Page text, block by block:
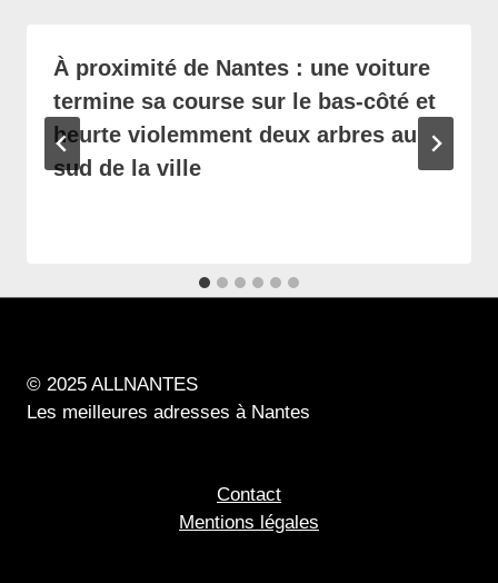
À proximité de Nantes : une voiture
termine sa course sur le bas-côté et
heurte violemment deux arbres au
sud de la ville
© 2025 ALLNANTES
Les meilleures adresses à Nantes
Contact
Mentions légales